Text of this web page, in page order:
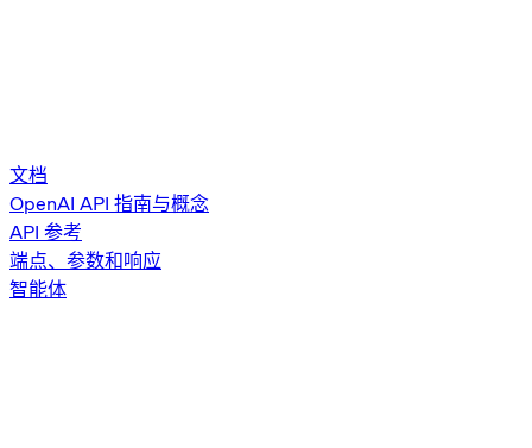
文档
OpenAI API 指南与概念
API 参考
端点、参数和响应
智能体